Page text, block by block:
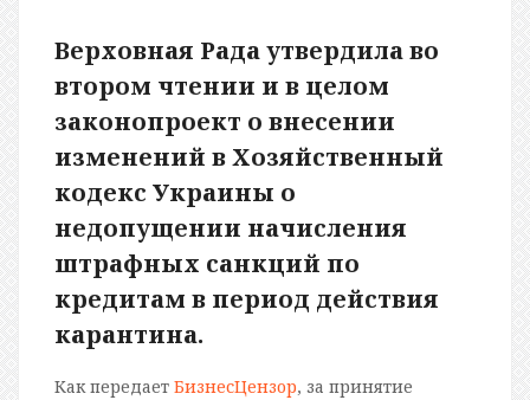
Верховная Рада утвердила во
втором чтении и в целом
законопроект о внесении
изменений в Хозяйственный
кодекс Украины о
недопущении начисления
штрафных санкций по
кредитам в период действия
карантина.
Как передает БизнесЦензор, за принятие